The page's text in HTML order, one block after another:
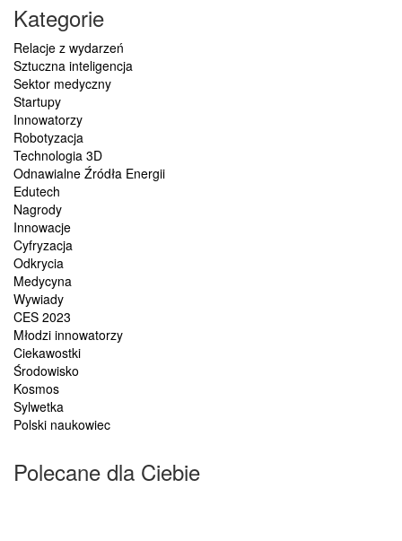
Kategorie
Relacje z wydarzeń
Sztuczna inteligencja
Sektor medyczny
Startupy
Innowatorzy
Robotyzacja
Technologia 3D
Odnawialne Źródła Energii
Edutech
Nagrody
Innowacje
Cyfryzacja
Odkrycia
Medycyna
Wywiady
CES 2023
Młodzi innowatorzy
Ciekawostki
Środowisko
Kosmos
Sylwetka
Polski naukowiec
Polecane dla Ciebie